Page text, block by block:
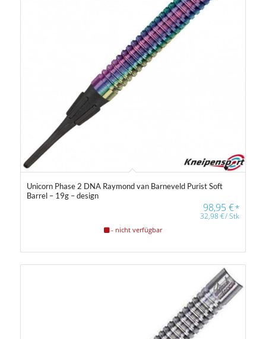
Unicorn Phase 2 DNA Raymond van Barneveld Purist Soft
Barrel – 19g – design
98,95€*
32,98€/Stk
- nicht verfügbar